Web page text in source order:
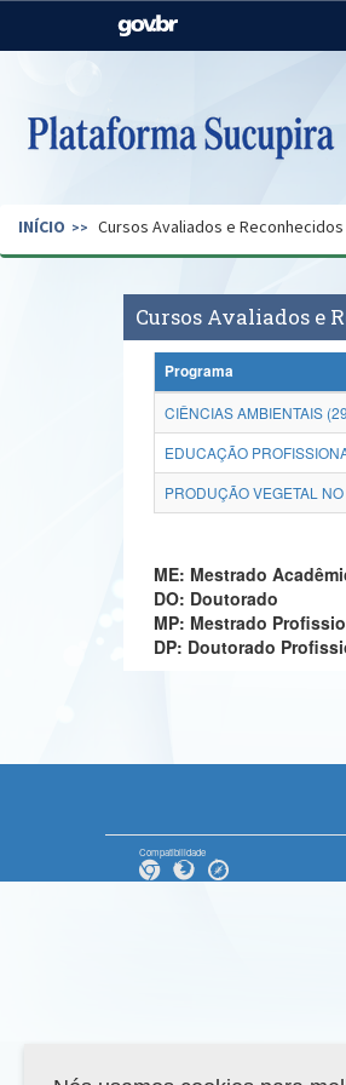
Casa Civil
Pecuária e Abastecimento
Secretaria de Governo
INÍCIO Cursos Avaliados e Reconhecidos
Cursos Avaliados e
Programa
CIÊNCIAS AMBIENTAIS
EDUCAÇÃO
PRODUÇÃO VEGETAL
ME: Mestrado
DO: Doutorado
MP: Mestrado
DP: Doutorado
Compatibilidade